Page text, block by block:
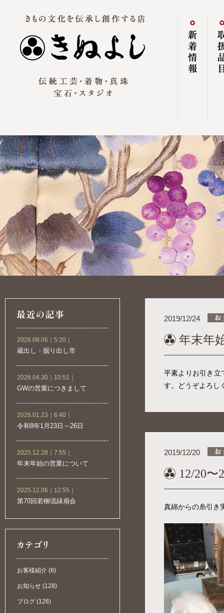
2026.08.06｜5:20｜
蔵出し・掘り出し市
2026.04.30｜10:51｜
GWの営業につきまして
2026.01.23｜6:40｜
令和8年1月23日～26日
2025.12.28｜7:55｜
年末年始の営業について
2025.12.06｜12:55｜
第70回若柳流緑扇会
お客様紹介 (8)
お知らせ (128)
ブログ (126)
2019/12/24
年末年
平素よりお引き立
す。どうぞよろし
2019/12/20
12/20〜
真綿からの糸引き